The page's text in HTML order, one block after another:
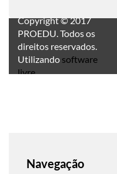
Copyright © 2017
PROEDU. Todos os
direitos reservados.
Utilizando software
livre.
Navegação